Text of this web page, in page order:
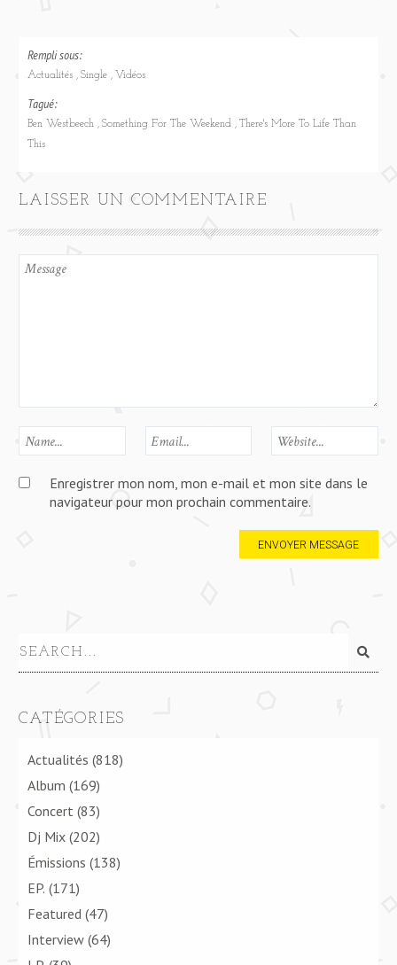
Rempli sous:
Actualités Single Vidéos
Tagué:
Ben Westbeech Something For The Weekend
There's More To Life Than
This
LAISSER UN COMMENTAIRE
Enregistrer mon nom, mon e-mail et mon site dans le
navigateur pour mon prochain commentaire.
CATÉGORIES
Actualités (818)
Album (169)
Concert (83)
Dj Mix (202)
Émissions (138)
EP. (171)
Featured (47)
Interview (64)